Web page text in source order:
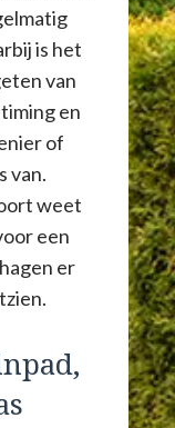
is het
van
en
of
van.
weet
een
er